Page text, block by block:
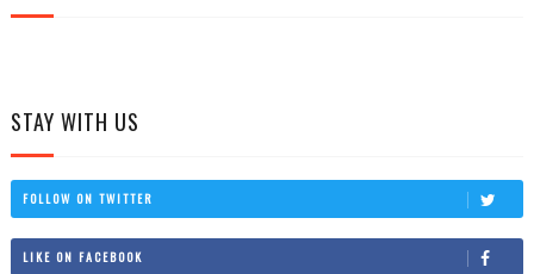
STAY WITH US
FOLLOW ON TWITTER
LIKE ON FACEBOOK